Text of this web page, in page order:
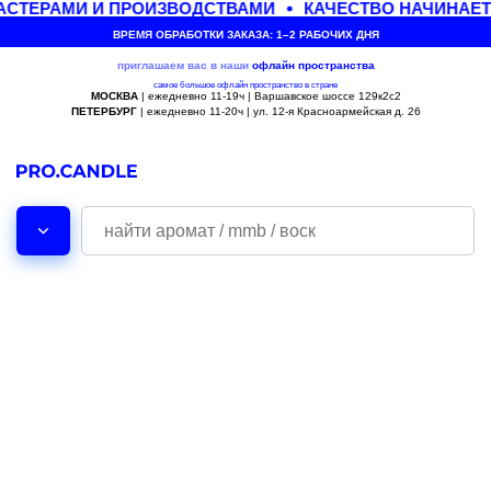
И ПРОИЗВОДСТВАМИ КАЧЕСТВО
ВРЕМЯ ОБРАБОТКИ ЗАКАЗА: 1–2 РАБОЧИХ ДНЯ
приглашаем вас в наши офлайн пространства
самое большое офлайн пространство в стране
МОСКВА| ежедневно 11-19ч | Варшавское шоссе 129к2с2
ПЕТЕРБУРГ| ежедневно 11-20ч | ул. 12-я Красноармейская д. 26